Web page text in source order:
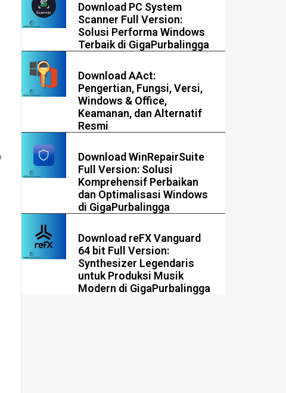
Download PC System
Scanner Full Version:
Solusi Performa Windows
Terbaik di GigaPurbalingga
Download AAct:
Pengertian, Fungsi, Versi,
Windows & Office,
Keamanan, dan Alternatif
Resmi
Download WinRepairSuite
Full Version: Solusi
Komprehensif Perbaikan
dan Optimalisasi Windows
di GigaPurbalingga
Download reFX Vanguard
64 bit Full Version:
Synthesizer Legendaris
untuk Produksi Musik
Modern di GigaPurbalingga